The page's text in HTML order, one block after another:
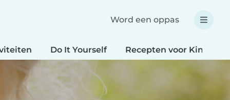
Word een oppas
Do It Yourself Recepten voor Kinderen